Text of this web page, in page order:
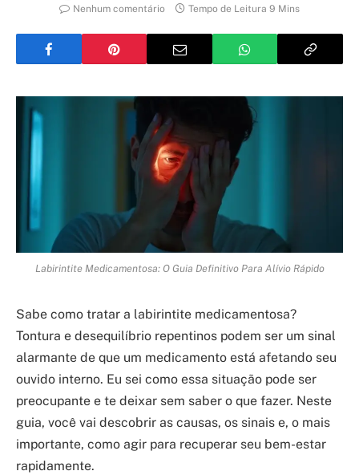
Nenhum comentário
Tempo de Leitura 9 Mins
Labirintite Medicamentosa: O Guia Definitivo Para Alívio Rápido
Sabe como tratar a labirintite medicamentosa?
Tontura e desequilíbrio repentinos podem ser um sinal
alarmante de que um medicamento está afetando seu
ouvido interno. Eu sei como essa situação pode ser
preocupante e te deixar sem saber o que fazer. Neste
guia, você vai descobrir as causas, os sinais e, o mais
importante, como agir para recuperar seu bem-estar
rapidamente.